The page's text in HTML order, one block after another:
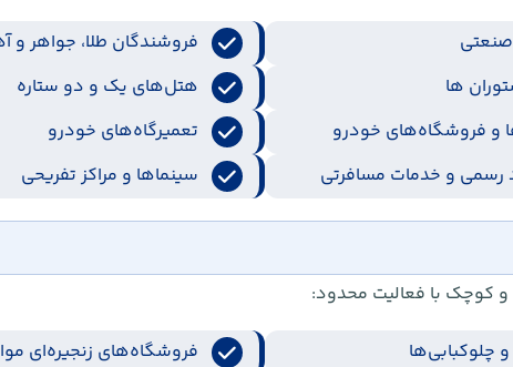
صنعتی
فروشندگان طلا، جواهر و
ها
هتل‌های یک و دو ستاره
و فروشگاه‌های خودرو
تعمیرگاه‌های خودرو
رسمی و خدمات مسافرتی
سینماها و مراکز تفریحی
کوچک با فعالیت محدود:
چلوکبابی‌ها فروشگاه‌های زنجیره‌ای